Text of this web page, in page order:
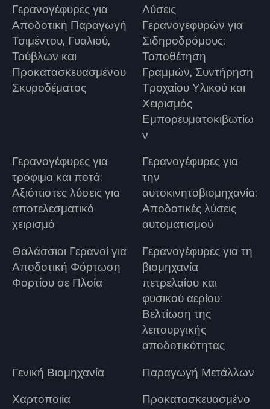
Γερανογέφυρες για
Αποδοτική Παραγωγή
Τσιμέντου, Γυαλιού,
Τούβλων και
Προκατασκευασμένου
Σκυροδέματος
Λύσεις
Γερανογεφυρών για
Σιδηροδρόμους:
Τοποθέτηση
Γραμμών, Συντήρηση
Τροχαίου Υλικού και
Χειρισμός
Εμπορευματοκιβωτίω
ν
Γερανογέφυρες για
τρόφιμα και ποτά:
Αξιόπιστες λύσεις για
αποτελεσματικό
χειρισμό
Γερανογέφυρες για
την
αυτοκινητοβιομηχανία:
Αποδοτικές λύσεις
αυτοματισμού
Θαλάσσιοι Γερανοί για
Αποδοτική Φόρτωση
Φορτίου σε Πλοία
Γερανογέφυρες για τη
βιομηχανία
πετρελαίου και
φυσικού αερίου:
Βελτίωση της
λειτουργικής
αποδοτικότητας
Γενική Βιομηχανία
Παραγωγή Μετάλλων
Χαρτοποιία
Προκατασκευασμένο